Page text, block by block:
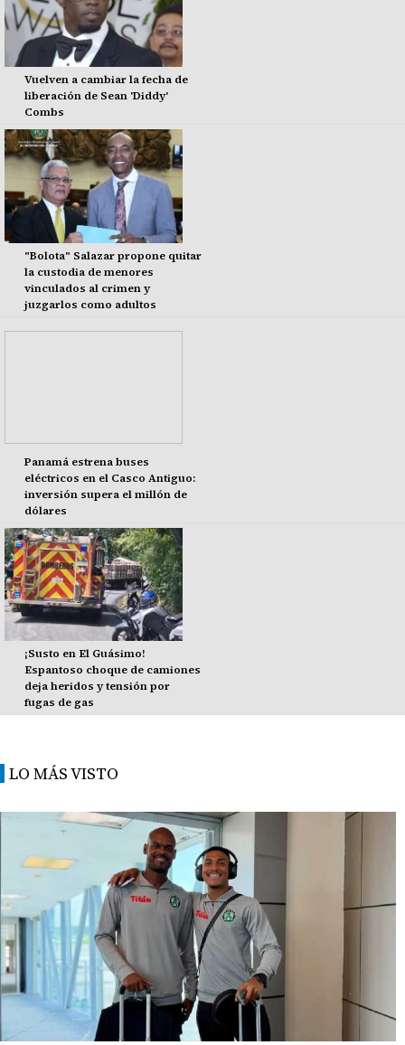
Vuelven a cambiar la fecha de
liberación de Sean 'Diddy'
Combs
"Bolota" Salazar propone quitar
la custodia de menores
vinculados al crimen y
juzgarlos como adultos
Panamá estrena buses
eléctricos en el Casco Antiguo:
inversión supera el millón de
dólares
¡Susto en El Guásimo!
Espantoso choque de camiones
deja heridos y tensión por
fugas de gas
LO MÁS VISTO